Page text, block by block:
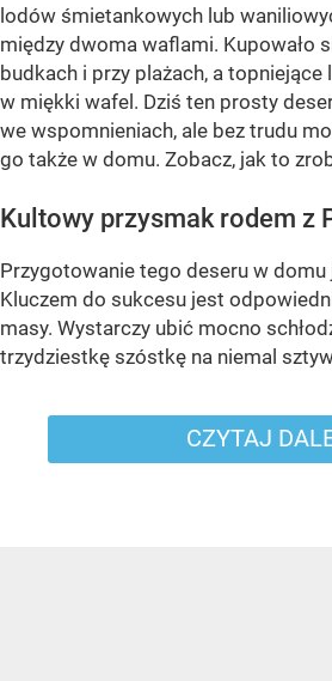
lodów śmietankowych lub
między dwoma waflami. Kupowało
budkach i przy plażach, a topniejące
w miękki wafel. Dziś ten prosty
we wspomnieniach, ale bez trudu
go także w domu. Zobacz, jak to
Kultowy przysmak rodem z
Przygotowanie tego deseru w
Kluczem do sukcesu jest
masy. Wystarczy ubić mocno
trzydziestkę szóstkę na niemal
CZYTAJ